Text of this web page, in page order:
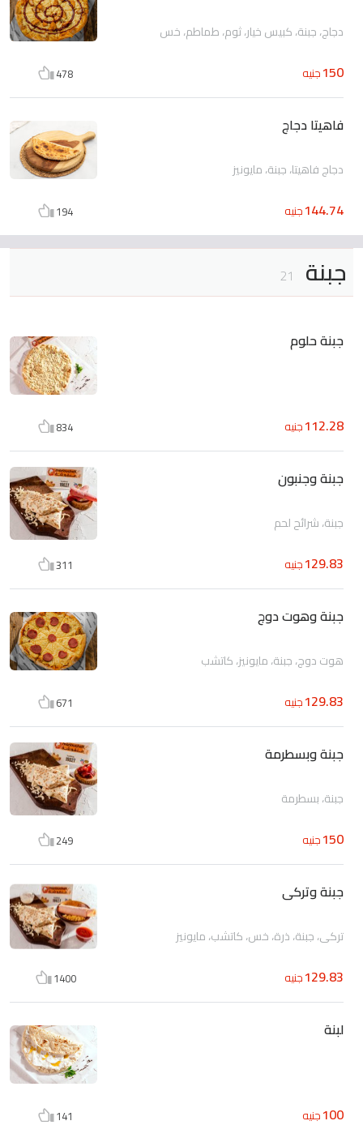
دجاج، جبنة، كبيس خيار، ثوم، طماطم، خس
150جنيه 478
فاهيتا دجاج
دجاج فاهيتا، جبنة، مايونيز
144.74جنيه 194
جبنة 21
جبنة حلوم
112.28جنيه 834
جبنة وجنبون
جبنة، شرائح لحم
129.83جنيه 311
جبنة وهوت دوج
هوت دوج، جبنة، مايونيز، كاتشب
129.83جنيه 671
جبنة وبسطرمة
جبنة، بسطرمة
150جنيه 249
جبنة وتركى
تركى، جبنة، ذرة، خس، كاتشب، مايونيز
129.83جنيه 1400
لبنة
100جنيه 141